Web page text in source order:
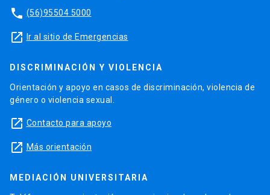
phone (56)95504 5000
launch Ir al sitio de Emergencias
DISCRIMINACIÓN Y VIOLENCIA
Orientación y apoyo en casos de discriminación, violencia de
género o violencia sexual.
launch Contacto para apoyo
launch Más orientación
MEDIACIÓN UNIVERSITARIA